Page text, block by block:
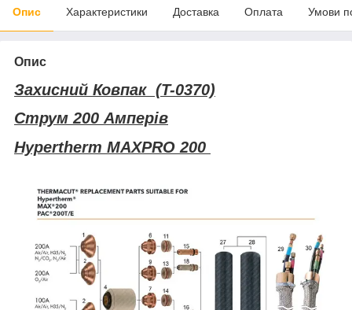
Опис Характеристики Доставка Оплата Умови
Опис
Захисний Ковпак (T-0370)
Струм 200 Амперів
Hypertherm MAXPRO 200